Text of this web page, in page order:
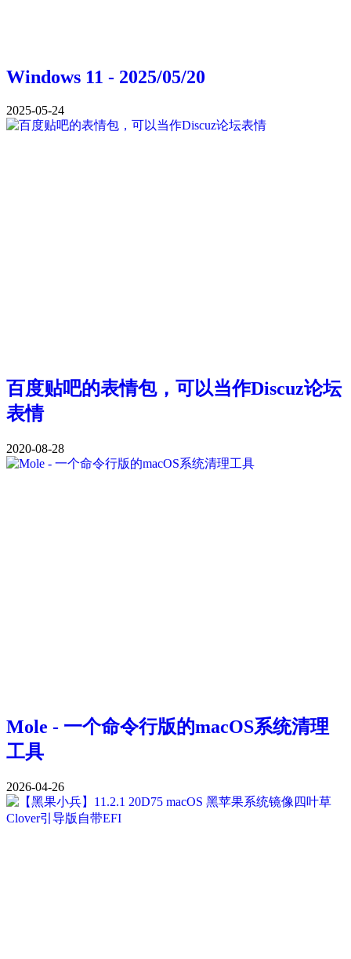
Windows 11 - 2025/05/20
2025-05-24
百度贴吧的表情包，可以当作Discuz论坛
表情
2020-08-28
Mole - 一个命令行版的macOS系统清理
工具
2026-04-26